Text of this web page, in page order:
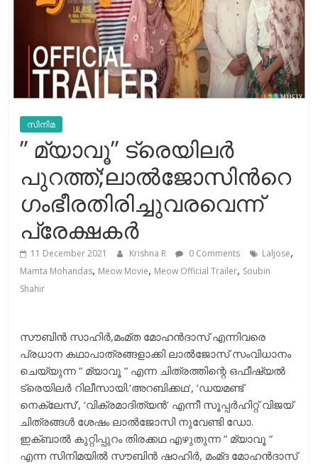
സിനിമ
” മ്യാവൂ” ട്രെയിലർ
പുറത്ത്;ലാല്‍ജോസിന്‍റെ
ഗംഭീരതിരിച്ചുവരവെന്ന്
പ്രേക്ഷകര്‍
11 December 2021 Krishna R 0 Comments Laljose,
Mamta Mohandas, Meow Movie, Meow Official Trailer, Soubin
Shahir
സൗബിന്‍ സാഹിര്‍,മംമ്ത മോഹന്‍ദാസ് എന്നിവരെ
പ്രധാന കഥാപാത്രങ്ങളാക്കി ലാല്‍ജോസ് സംവിധാനം
ചെയ്യുന്ന ” മ്യാവൂ ” എന്ന ചിത്രത്തിന്റെ ഒഫീഷ്യൽ
ട്രെയിലർ റിലീസായി.’അറബിക്കഥ’, ‘ഡയമണ്ട്
നെക്ലേസ്’, ‘വിക്രമാദിത്യന്‍’ എന്നീ സൂപ്പര്‍ഹിറ്റ് വിജയ്
ചിത്രങ്ങള്‍ ശേഷം ലാല്‍ജോസി നുവേണ്ടി ഡോ.
ഇക്ബാല്‍ കുറ്റിപ്പുറം തിരക്കഥ എഴുതുന്ന ” മ്യാവൂ ”
എന്ന സിനിമയില്‍ സൗബിന്‍ ഷാഹിര്‍, മംമ്ദ മോഹന്‍ദാസ്